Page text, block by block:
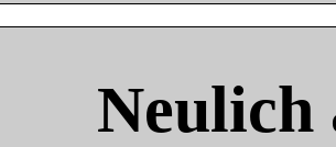
Neulich